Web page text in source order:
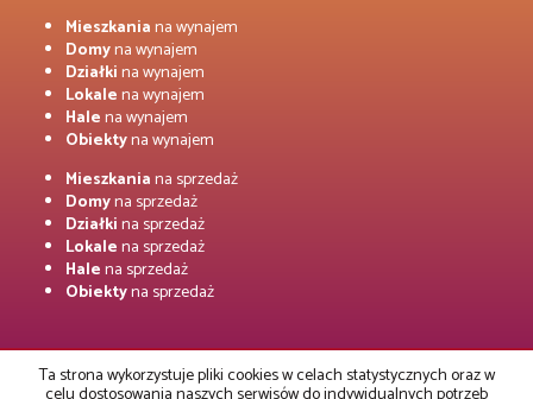
Mieszkaniana wynajem
Domyna wynajem
Działkina wynajem
Lokalena wynajem
Halena wynajem
Obiektyna wynajem
Mieszkaniana sprzedaż
Domyna sprzedaż
Działkina sprzedaż
Lokalena sprzedaż
Halena sprzedaż
Obiektyna sprzedaż
Strona główna Kup Sprzedaj Kontakt
Ta strona wykorzystuje pliki cookies w celach statystycznych oraz w